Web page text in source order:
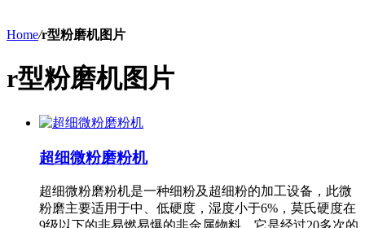
Home/r型粉磨机图片
r型粉磨机图片
超细微粉磨粉机
超细微粉磨粉机是一种细粉及超细粉的加工设备，此微
粉磨主要适用于中、低硬度，湿度小于6%，莫氏硬度在